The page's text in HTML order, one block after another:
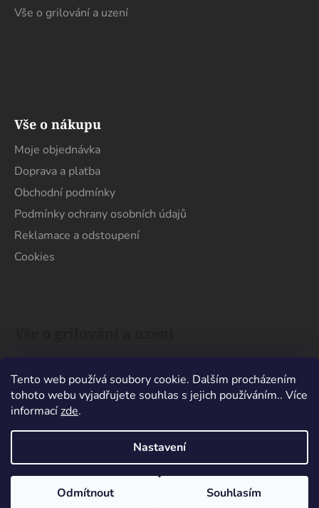
Tento web používá soubory cookie. Dalším procházením
tohoto webu vyjadřujete souhlas s jejich používáním.. Více
informacízde.
Nastavení
Odmítnout Souhlasím
Vše o grilování a uzení
Vše o nákupu
Moje objednávka
Doprava a platba
Obchodní podmínky
Podmínky ochrany osobních údajů
Reklamace a odstoupení
Cookies
Barbecue x Grill. Jaký je mezi nimi rozdíl?
Nechat maso pár minut odpočinout nebo ho
hned sníst?
Vytvořil Shoptet
Copyright 2026Quebracho
. Všechna práva vyhrazena.